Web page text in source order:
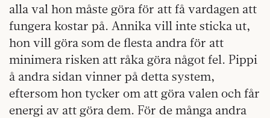
alla val hon måste göra för att få vardagen att
fungera kostar på. Annika vill inte sticka ut,
hon vill göra som de flesta andra för att
minimera risken att råka göra något fel. Pippi
å andra sidan vinner på detta system,
eftersom hon tycker om att göra valen och får
energi av att göra dem. För de många andra